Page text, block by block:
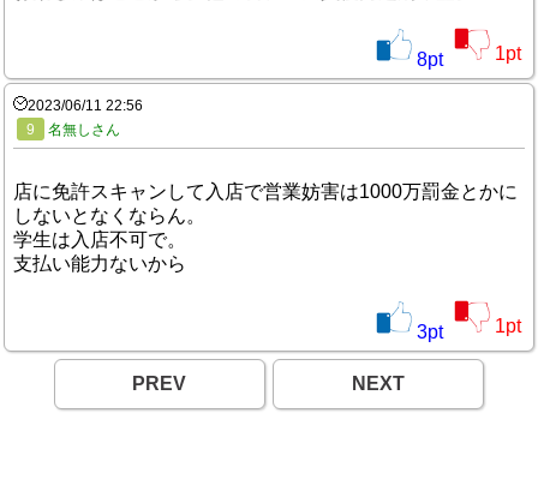
8pt 1pt
2023/06/11 22:56
9
名無しさん
店に免許スキャンして入店で営業妨害は1000万罰金とかに
しないとなくならん。
学生は入店不可で。
支払い能力ないから
3pt 1pt
PREV NEXT